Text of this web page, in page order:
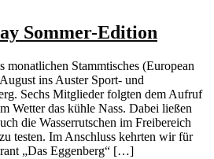
Sommer-Edition
monatlichen Stammtisches (European
ins Auster Sport- und
Sechs Mitglieder folgten dem Aufruf
Wetter das kühle Nass. Dabei ließen
die Wasserrutschen im Freibereich
testen. Im Anschluss kehrten wir für
„Das Eggenberg“ […]